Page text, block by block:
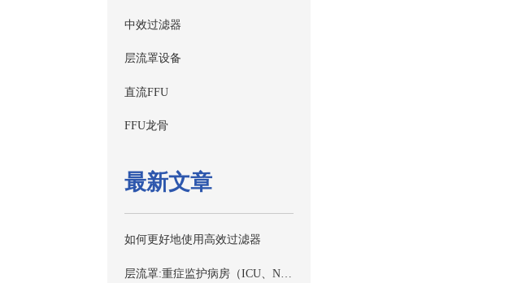
中效过滤器
层流罩设备
直流FFU
FFU龙骨
最新文章
如何更好地使用高效过滤器
层流罩:重症监护病房（ICU、NICU、MICU）、消毒供应中心洁净技术要求